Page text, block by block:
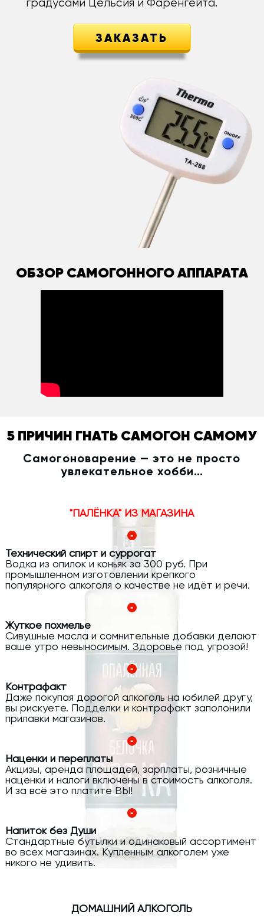
градусами Цельсия и Фаренгейта.
ЗАКАЗАТЬ
ОБЗОР САМОГОННОГО АППАРАТА
5 ПРИЧИН ГНАТЬ САМОГОН САМОМУ
Самогоноварение — это не просто
увлекательное хобби…
"ПАЛЁНКА" ИЗ МАГАЗИНА
Технический спирт и суррогат
Водка из опилок и коньяк за 300 руб. При
промышленном изготовлении крепкого
популярного алкоголя о качестве не идёт и речи.
Жуткое похмелье
Сивушные масла и сомнительные добавки делают
ваше утро невыносимым. Здоровье под угрозой!
Контрафакт
Даже покупая дорогой алкоголь на юбилей другу,
вы рискуете. Подделки и контрафакт заполонили
прилавки магазинов.
Наценки и переплаты
Акцизы, аренда площадей, зарплаты, розничные
наценки и налоги включены в стоимость алкоголя.
И за всё это платите ВЫ!
Напиток без Души
Стандартные бутылки и одинаковый ассортимент
во всех магазинах. Купленным алкоголем уже
никого не удивить.
ДОМАШНИЙ АЛКОГОЛЬ